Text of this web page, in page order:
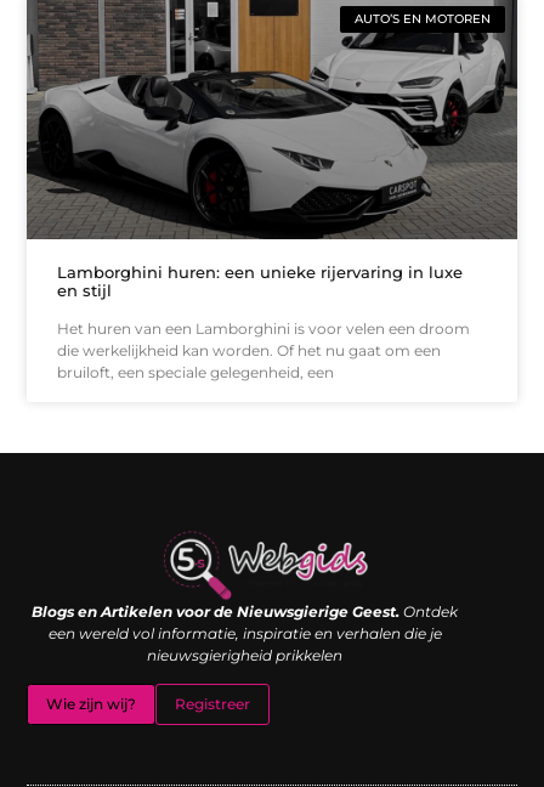
AUTO’S EN MOTOREN
Lamborghini huren: een unieke rijervaring in luxe
en stijl
Het huren van een Lamborghini is voor velen een droom
die werkelijkheid kan worden. Of het nu gaat om een
bruiloft, een speciale gelegenheid, een
Blogs en Artikelen voor de Nieuwsgierige Geest. Ontdek
een wereld vol informatie, inspiratie en verhalen die je
nieuwsgierigheid prikkelen
Wie zijn wij? Registreer